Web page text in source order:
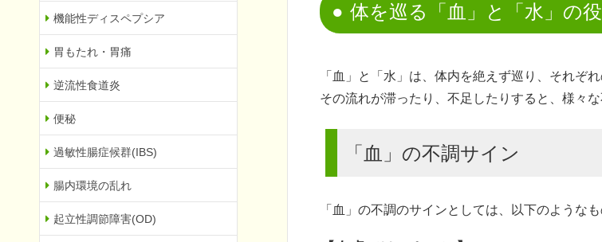
体を巡る「血」と「水」の
「血」と「水」は、体内を絶えず巡り、それぞ
その流れが滞ったり、不足したりすると、様々な
「血」の不調サイン
「血」の不調のサインとしては、以下のようなも
機能性ディスペプシア
胃もたれ・胃痛
逆流性食道炎
便秘
過敏性腸症候群(IBS)
腸内環境の乱れ
起立性調節障害(OD)